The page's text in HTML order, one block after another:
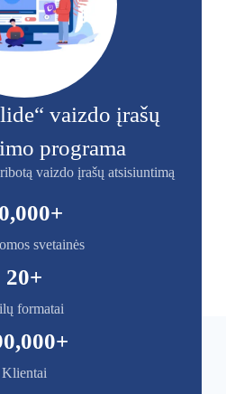
vaizdo įrašų
programa
vaizdo įrašų atsisiuntimą
svetainės
+
formatai
20+
Klientai
+